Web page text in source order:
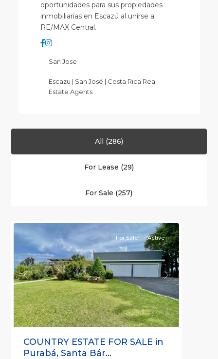
oportunidades para sus propiedades
inmobiliarias en Escazú al unirse a
RE/MAX Central.
San Jose
Escazu | San José | Costa Rica Real
Estate Agents
All (286)
For Lease (29)
For Sale (257)
Previous Next
For Sale Active
COUNTRY ESTATE FOR SALE in
Purabá, Santa Bár...